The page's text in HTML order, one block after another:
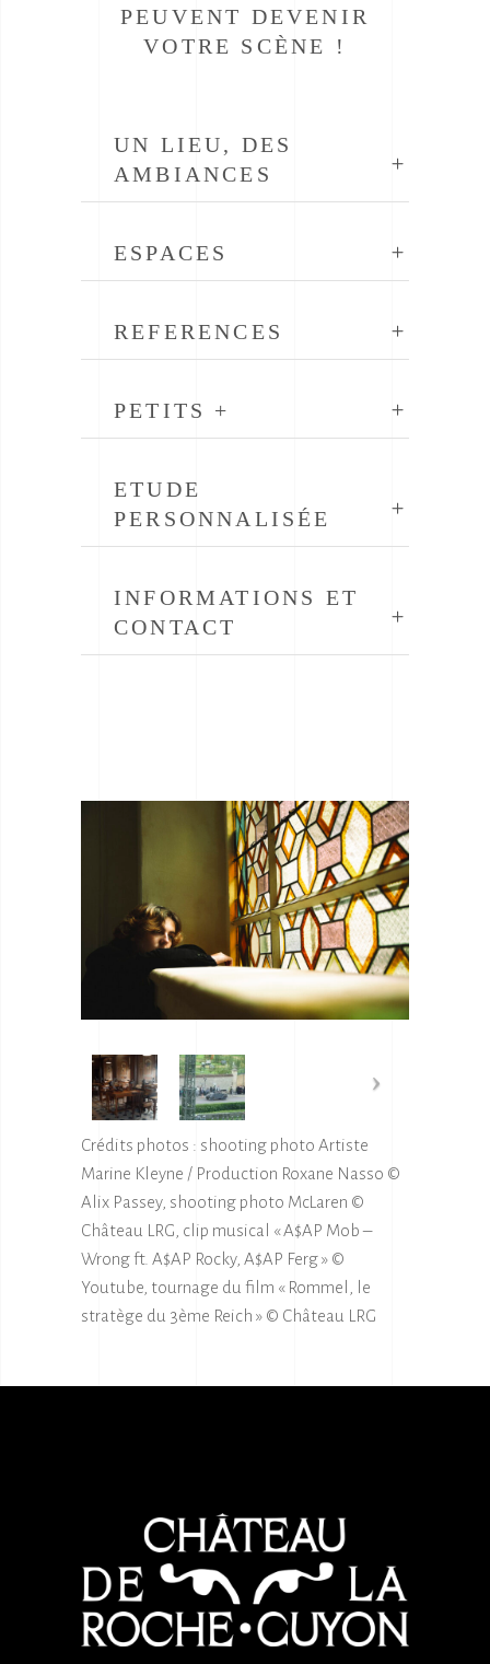
PEUVENT DEVENIR
VOTRE SCÈNE !
UN LIEU, DES
AMBIANCES
ESPACES
REFERENCES
PETITS +
ETUDE
PERSONNALISÉE
INFORMATIONS ET
CONTACT
Crédits photos : shooting photo Artiste
Marine Kleyne / Production Roxane Nasso ©
Alix Passey, shooting photo McLaren ©
Château LRG, clip musical « A$AP Mob –
Wrong ft. A$AP Rocky, A$AP Ferg » ©
Youtube, tournage du film « Rommel, le
stratège du 3ème Reich » © Château LRG